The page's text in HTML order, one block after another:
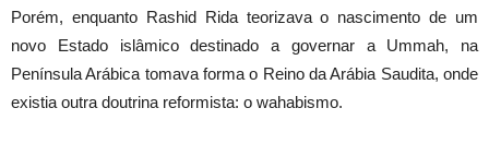
Porém, enquanto Rashid Rida teorizava o nascimento de um
novo Estado islâmico destinado a governar a Ummah, na
Península Arábica tomava forma o Reino da Arábia Saudita, onde
existia outra doutrina reformista: o wahabismo.